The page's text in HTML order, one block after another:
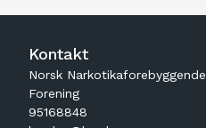
Kontakt
Norsk Narkotikaforebyggende
Forening
95168848